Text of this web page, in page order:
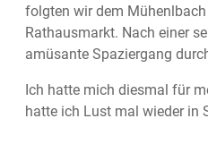
folgten wir dem
Rathausmarkt. Nach einer
amüsante Spaziergang
Ich hatte mich diesmal für
hatte ich Lust mal wieder in